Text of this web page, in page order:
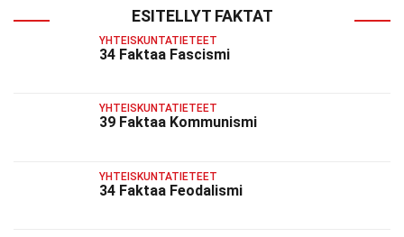
ESITELLYT FAKTAT
YHTEISKUNTATIETEET
34 Faktaa Fascismi
YHTEISKUNTATIETEET
39 Faktaa Kommunismi
YHTEISKUNTATIETEET
34 Faktaa Feodalismi